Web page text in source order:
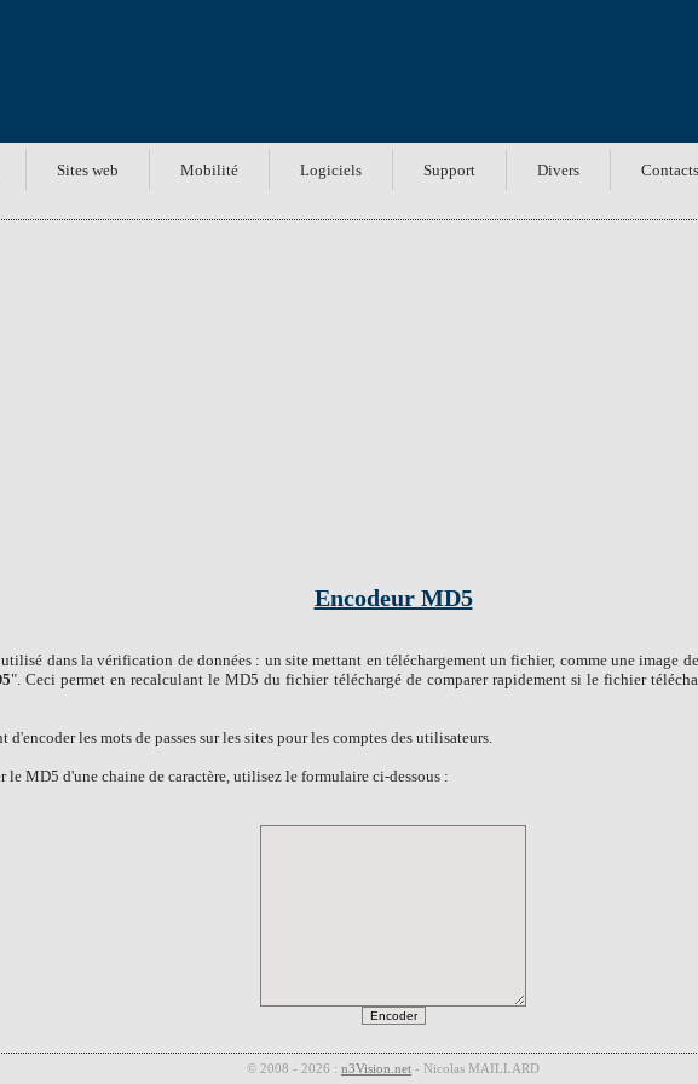
Sites web Mobilité Logiciels Support Divers Contacts
Encodeur MD5
dans la vérification de données : un site mettant en téléchargement un fichier, comme une image
". Ceci permet en recalculant le MD5 du fichier téléchargé de comparer rapidement si le fichier
d'encoder les mots de passes sur les sites pour les comptes des utilisateurs.
le MD5 d'une chaine de caractère, utilisez le formulaire ci-dessous :
© 2008 - 2026 : n3Vision.net - Nicolas MAILLARD